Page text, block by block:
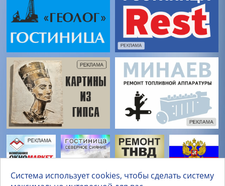
Система использует cookies, чтобы сделать систему